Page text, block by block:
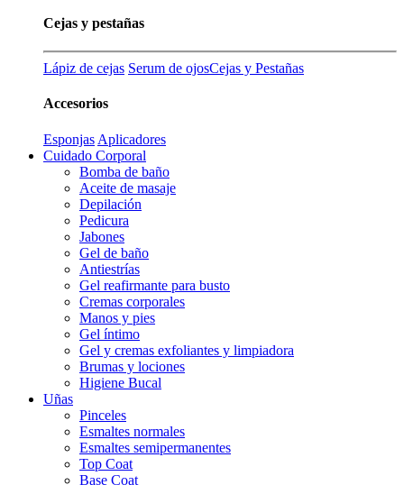
Cejas y pestañas
Lápiz de cejas Serum de ojosCejas y Pestañas
Accesorios
Esponjas Aplicadores
Cuidado Corporal
Bomba de baño
Aceite de masaje
Depilación
Pedicura
Jabones
Gel de baño
Antiestrías
Gel reafirmante para busto
Cremas corporales
Manos y pies
Gel íntimo
Gel y cremas exfoliantes y limpiadora
Brumas y lociones
Higiene Bucal
Uñas
Pinceles
Esmaltes normales
Esmaltes semipermanentes
Top Coat
Base Coat